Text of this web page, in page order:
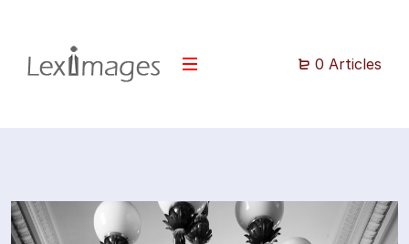
0 Articles